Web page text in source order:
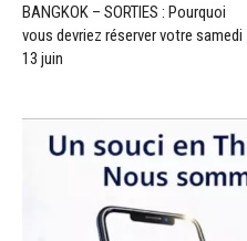
BANGKOK – SORTIES : Pourquoi
vous devriez réserver votre samedi
13 juin